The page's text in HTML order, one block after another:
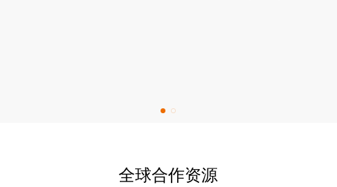
全球合作资源